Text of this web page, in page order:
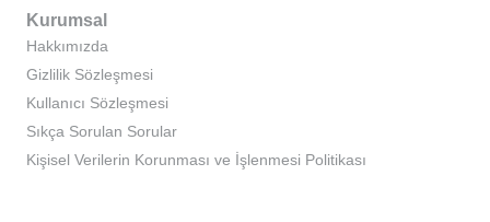
Kurumsal
Hakkımızda
Gizlilik Sözleşmesi
Kullanıcı Sözleşmesi
Sıkça Sorulan Sorular
Kişisel Verilerin Korunması ve İşlenmesi Politikası